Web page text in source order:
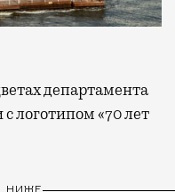
департамента
логотипом «70 лет